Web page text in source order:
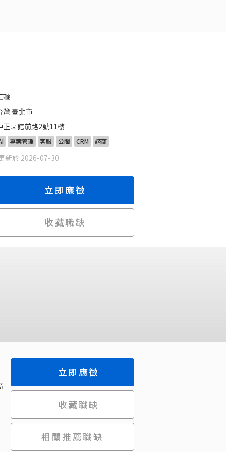
職
灣 臺北市
正區館前路2號11樓
專案管理 客服 公關 CRM 諮商
新於 2026-07-30
立即應徵
收藏職缺
立即應徵
收藏職缺
相關推薦職缺